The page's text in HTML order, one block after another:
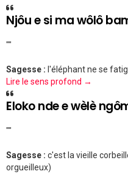
Njôu e si ma wôlô
""
Sagesse : l'éléphant ne se
Lire le sens profond →
Eloko nde e wèlè
""
Sagesse : c'est la vieille
orgueilleux)